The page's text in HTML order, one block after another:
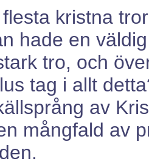
kristna
hade en
tro, och
tag i allt
av
mångfald av